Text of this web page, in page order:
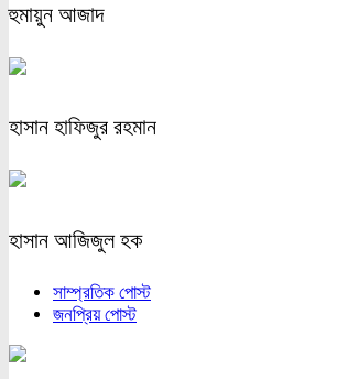
হুমায়ুন আজাদ
হাসান হাফিজুর রহমান
হাসান আজিজুল হক
সাম্প্রতিক পোস্ট
জনপ্রিয় পোস্ট